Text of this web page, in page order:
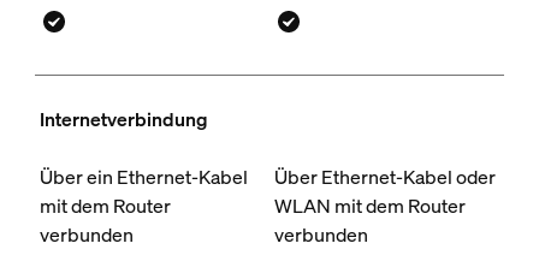
Internetverbindung
Über ein Ethernet-Kabel
mit dem Router
verbunden
Über Ethernet-Kabel oder
WLAN mit dem Router
verbunden